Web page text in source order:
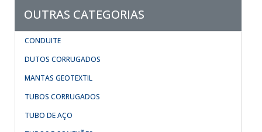
OUTRAS CATEGORIAS
CONDUITE
DUTOS CORRUGADOS
MANTAS GEOTEXTIL
TUBOS CORRUGADOS
TUBO DE AÇO